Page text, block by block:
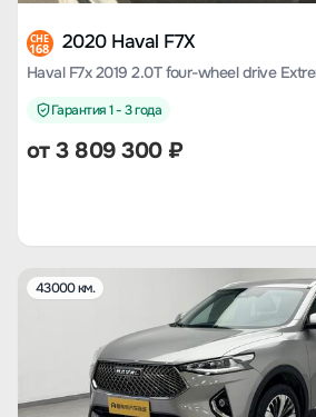
CHE
168 2020 Haval F7X
Гарантия 1 - 3 года
от3 809 300₽
43000 км.